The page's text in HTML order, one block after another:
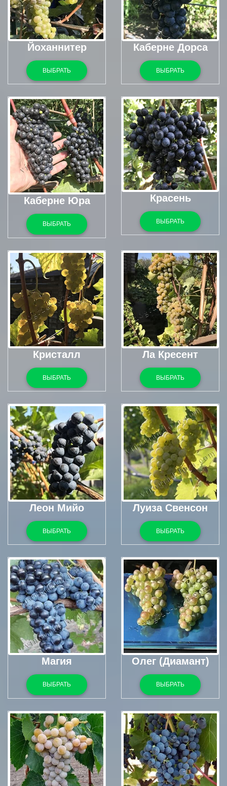
Йоханнитер
ВЫБРАТЬ
Каберне Дорса
ВЫБРАТЬ
Каберне Юра
ВЫБРАТЬ
Красень
ВЫБРАТЬ
Кристалл
ВЫБРАТЬ
Ла Кресент
ВЫБРАТЬ
Леон Мийо
ВЫБРАТЬ
Луиза Свенсон
ВЫБРАТЬ
Магия
ВЫБРАТЬ
Олег (Диамант)
ВЫБРАТЬ